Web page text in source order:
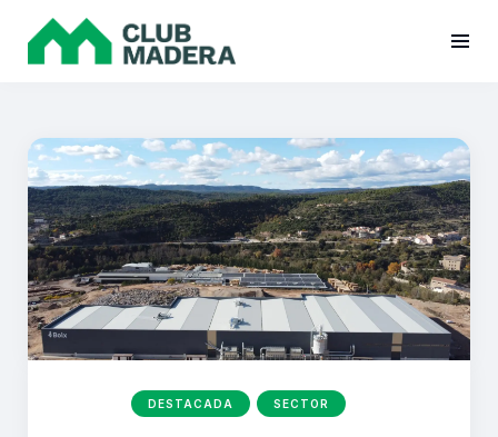
DESTACADA SECTOR